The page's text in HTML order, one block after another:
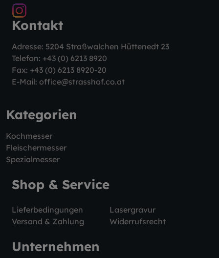
Kontakt
Adresse: 5204 Straßwalchen Hüttenedt 23
Telefon: +43 (0) 6213 8920
Fax: +43 (0) 6213 8920-20
E-Mail: office@strasshof.co.at
Kategorien
Kochmesser
Fleischermesser
Spezialmesser
Shop & Service
Lieferbedingungen
Lasergravur
Versand & Zahlung
Widerrufsrecht
Unternehmen